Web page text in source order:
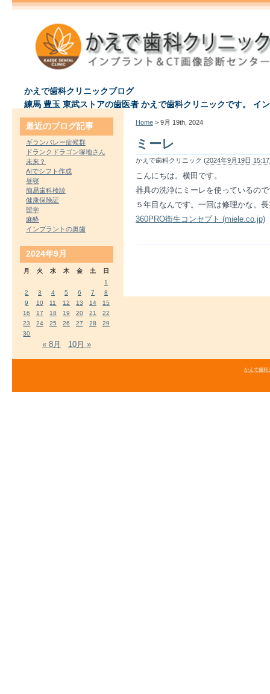
かえで歯科クリニックブログ
練馬 豊玉 東武ストアの歯医者 かえで歯科クリニックです。 イ
Home > 9月 19th, 2024
ミーレ
かえで歯科クリニック (2024年9月19日 15:17
こんにちは。横田です。
器具の洗浄にミーレを使っているの
５年目なんです。一回は修理かな。
360PRO衛生コンセプト (miele.co.jp)
最近のブログ記事
ギランバレー症候群
ドランクドラゴン塚地さん
未来？
AIでシフト作成
昼寝
簡易歯科検診
健康保険証
留学
麻酔
インプラントの奥歯
2024年9月
月 火 水 木 金 土
日
1
2
3 4 5 6 7
8
9
10 11 12 13 14
15
16
17 18 19 20 21
22
23
24 25 26 27 28
29
30
« 8月 10月 »
かえで歯科